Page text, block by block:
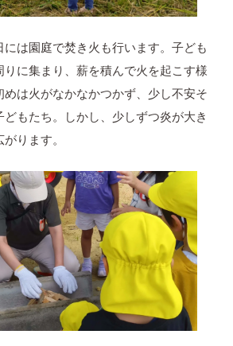
には園庭で焚き火も行います。子ども
りに集まり、薪を積んで火を起こす様
は火がなかなかつかず、少し不安そ
どもたち。しかし、少しずつ炎が大き
ります。